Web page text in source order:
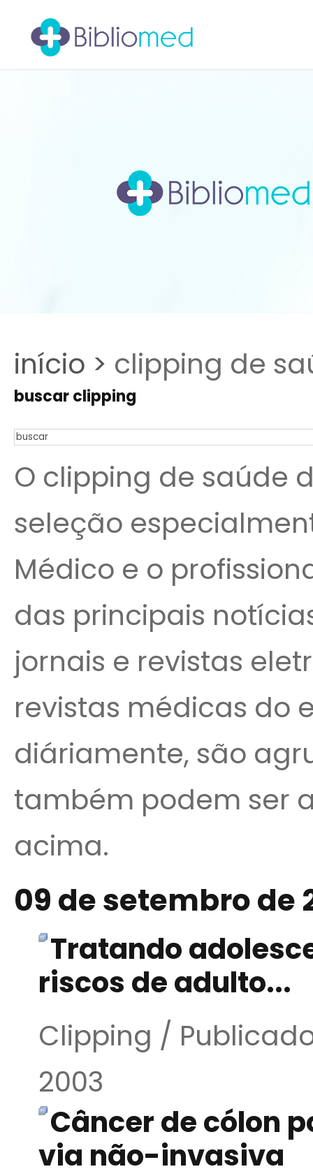
início > clipping de
buscar clipping
O clipping de saúde
seleção
Médico e o
das principais
jornais e revistas
revistas médicas do
diáriamente, são
também podem ser
acima.
09 de setembro de
Tratando
riscos de adulto...
Clipping /
2003
Câncer de cólon
via não-invasiva